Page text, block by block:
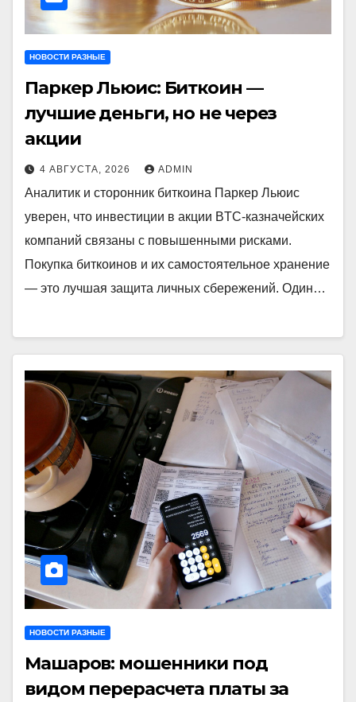
НОВОСТИ РАЗНЫЕ
Паркер Льюис: Биткоин —
лучшие деньги, но не через
акции
4 АВГУСТА, 2026 ADMIN
Аналитик и сторонник биткоина Паркер Льюис
уверен, что инвестиции в акции BTC-казначейских
компаний связаны с повышенными рисками.
Покупка биткоинов и их самостоятельное хранение
— это лучшая защита личных сбережений. Один…
НОВОСТИ РАЗНЫЕ
Машаров: мошенники под
видом перерасчета платы за